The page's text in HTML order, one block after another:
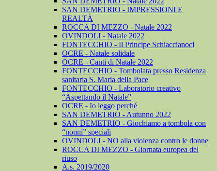
SAN DEMETRIO - IMPRESSIONI E
REALTÀ
ROCCA DI MEZZO - Natale 2022
OVINDOLI - Natale 2022
FONTECCHIO - Il Principe Schiaccianoci
OCRE - Natale solidale
OCRE - Canti di Natale 2022
FONTECCHIO - Tombolata presso Residenza
sanitaria S. Maria della Pace
FONTECCHIO - Laboratorio creativo
“Aspettando il Natale”
OCRE - Io leggo perché
SAN DEMETRIO - Autunno 2022
SAN DEMETRIO - Giochiamo a tombola con
“nonni” speciali
OVINDOLI - NO alla violenza contro le donne
ROCCA DI MEZZO - Giornata europea del
riuso
A.s. 2019/2020